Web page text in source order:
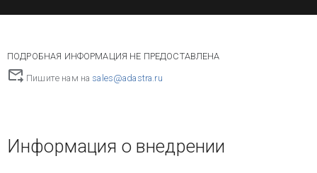
ПОДРОБНАЯ ИНФОРМАЦИЯ НЕ ПРЕДОСТАВЛЕНА
Пишите нам на sales@adastra.ru
Информация о внедрении